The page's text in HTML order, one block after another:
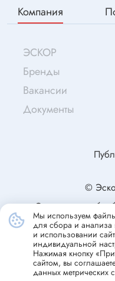
Компания
ЭСКОР
Бренды
Вакансии
Документы
©
Согласие на
Политика
Мы используем
для сбора и анализа
и использовании
индивидуальной
Нажимая кнопку
сайтом, вы
данных метрических